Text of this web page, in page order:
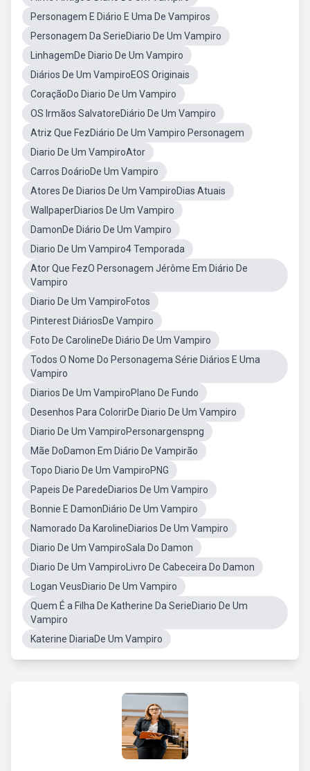
Personagem E Diário E Uma De Vampiros
Personagem Da SerieDiario De Um Vampiro
LinhagemDe Diario De Um Vampiro
Diários De Um VampiroEOS Originais
CoraçãoDo Diario De Um Vampiro
OS Irmãos SalvatoreDiário De Um Vampiro
Atriz Que FezDiário De Um Vampiro Personagem
Diario De Um VampiroAtor
Carros DoárioDe Um Vampiro
Atores De Diarios De Um VampiroDias Atuais
WallpaperDiarios De Um Vampiro
DamonDe Diário De Um Vampiro
Diario De Um Vampiro4 Temporada
Ator Que FezO Personagem Jérôme Em Diário De
Vampiro
Diario De Um VampiroFotos
Pinterest DiáriosDe Vampiro
Foto De CarolineDe Diário De Um Vampiro
Todos O Nome Do Personagema Série Diários E Uma
Vampiro
Diarios De Um VampiroPlano De Fundo
Desenhos Para ColorirDe Diario De Um Vampiro
Diario De Um VampiroPersonargenspng
Mãe DoDamon Em Diário De Vampirão
Topo Diario De Um VampiroPNG
Papeis De ParedeDiarios De Um Vampiro
Bonnie E DamonDiário De Um Vampiro
Namorado Da KarolineDiarios De Um Vampiro
Diario De Um VampiroSala Do Damon
Diario De Um VampiroLivro De Cabeceira Do Damon
Logan VeusDiario De Um Vampiro
Quem É a Filha De Katherine Da SerieDiario De Um
Vampiro
Katerine DiariaDe Um Vampiro